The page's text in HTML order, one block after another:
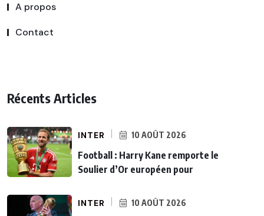
A propos
Contact
Récents Articles
INTER 10 AOÛT 2026
Football : Harry Kane remporte le
Soulier d’Or européen pour
INTER 10 AOÛT 2026